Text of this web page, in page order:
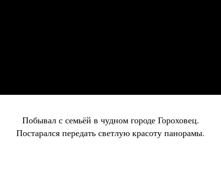
Побывал с семьёй в чудном городе Гороховец.
Постарался передать светлую красоту панорамы.